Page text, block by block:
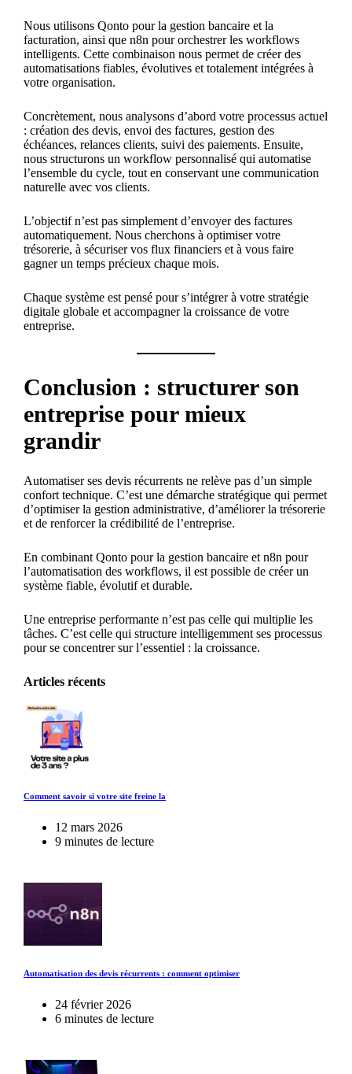
Nous utilisons Qonto pour la gestion bancaire et la
facturation, ainsi que n8n pour orchestrer les workflows
intelligents. Cette combinaison nous permet de créer des
automatisations fiables, évolutives et totalement intégrées à
votre organisation.
Concrètement, nous analysons d’abord votre processus actuel
: création des devis, envoi des factures, gestion des
échéances, relances clients, suivi des paiements. Ensuite,
nous structurons un workflow personnalisé qui automatise
l’ensemble du cycle, tout en conservant une communication
naturelle avec vos clients.
L’objectif n’est pas simplement d’envoyer des factures
automatiquement. Nous cherchons à optimiser votre
trésorerie, à sécuriser vos flux financiers et à vous faire
gagner un temps précieux chaque mois.
Chaque système est pensé pour s’intégrer à votre stratégie
digitale globale et accompagner la croissance de votre
entreprise.
Conclusion : structurer son
entreprise pour mieux
grandir
Automatiser ses devis récurrents ne relève pas d’un simple
confort technique. C’est une démarche stratégique qui permet
d’optimiser la gestion administrative, d’améliorer la trésorerie
et de renforcer la crédibilité de l’entreprise.
En combinant Qonto pour la gestion bancaire et n8n pour
l’automatisation des workflows, il est possible de créer un
système fiable, évolutif et durable.
Une entreprise performante n’est pas celle qui multiplie les
tâches. C’est celle qui structure intelligemment ses processus
pour se concentrer sur l’essentiel : la croissance.
Articles récents
Comment savoir si votre site freine la
12 mars 2026
9 minutes de lecture
Automatisation des devis récurrents : comment optimiser
24 février 2026
6 minutes de lecture